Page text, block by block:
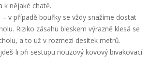
k nějaké chatě.
– v případě bouřky se vždy snažíme dostat
Riziko zásahu bleskem výrazně klesá se
a to už v rozmezí desítek metrů.
li při sestupu nouzový kovový bivakovací